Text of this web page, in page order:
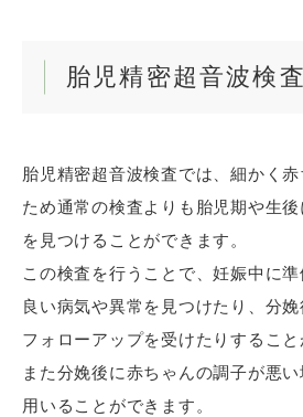
胎児精密超音波検査
胎児精密超音波検査では、細かく
ため通常の検査よりも胎児期や生
を見つけることができます。
この検査を行うことで、妊娠中に
良い病気や異常を見つけたり、分
フォローアップを受けたりすること
また分娩後に赤ちゃんの調子が悪
用いることができます。